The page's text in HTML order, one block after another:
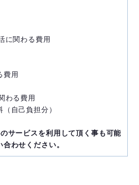
に関わる費用
費用
わる費用
自己負担分）
サービスを利用して頂く事も可能
わせください。